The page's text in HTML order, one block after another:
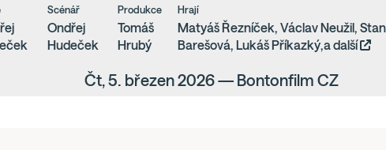
Scénář
Ondřej
Hudeček
Produkce
Tomáš
Hrubý
Hrají
Matyáš Řezníček, Václav Neužil,
Barešová, Lukáš Příkazký,a další
Čt, 5. březen 2026 — Bontonfilm CZ